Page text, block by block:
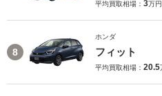
平均買取相場： 3万
8
ホンダ
フィット
平均買取相場： 20.5